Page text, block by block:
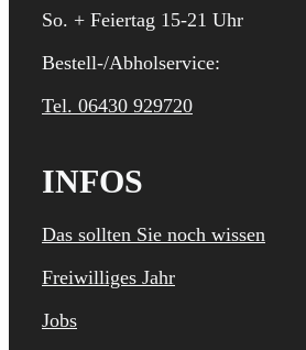
So. + Feiertag 15-21 Uhr
Bestell-/Abholservice:
Tel. 06430 929720
INFOS
Das sollten Sie noch wissen
Freiwilliges Jahr
Jobs